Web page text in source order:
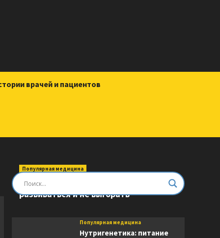
врачей и пациентов
Популярная медицина
Быть врачом. Как помогать,
развиваться и не выгорать
Популярная медицина
Нутригенетика: питание